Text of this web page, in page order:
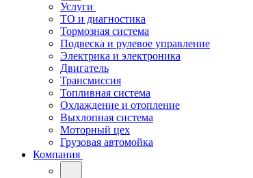
Услуги
ТО и диагностика
Тормозная система
Подвеска и рулевое управление
Электрика и электроника
Двигатель
Трансмиссия
Топливная система
Охлаждение и отопление
Выхлопная система
Моторный цех
Грузовая автомойка
Компания